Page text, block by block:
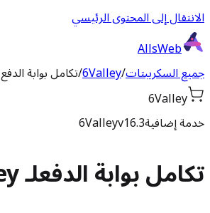
الانتقال إلى المحتوى الرئيسي
AllsWeb
جميع السكريبتات/
6Valley
/تكامل بوابة الدفع
6Valley
خدمة إضافية
6Valleyv16.3
تكامل بوابة الدفعلـ 6Valley